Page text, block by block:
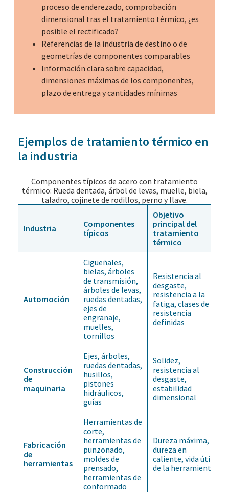
proceso de enderezado, comprobación
dimensional tras el tratamiento térmico, ¿es
posible el rectificado?
Referencias de la industria de destino o de
geometrías de componentes comparables
Información clara sobre capacidad,
dimensiones máximas de los componentes,
plazo de entrega y cantidades mínimas
Ejemplos de tratamiento térmico en
la industria
Componentes típicos de acero con tratamiento
térmico: Rueda dentada, árbol de levas, muelle, biela,
taladro, cojinete de rodillos, perno y llave.
Industria
Componentes
típicos
Objetivo
principal del
tratamiento
térmico
Automoción
Cigüeñales,
bielas, árboles
de transmisión,
árboles de levas,
ruedas dentadas,
ejes de
engranaje,
muelles,
tornillos
Resistencia al
desgaste,
resistencia a la
fatiga, clases de
resistencia
definidas
Construcción
de
maquinaria
Ejes, árboles,
ruedas dentadas,
husillos,
pistones
hidráulicos,
guías
Solidez,
resistencia al
desgaste,
estabilidad
dimensional
Fabricación
de
herramientas
Herramientas de
corte,
herramientas de
punzonado,
moldes de
prensado,
herramientas de
conformado
Dureza máxima,
dureza en
caliente, vida útil
de la herramienta